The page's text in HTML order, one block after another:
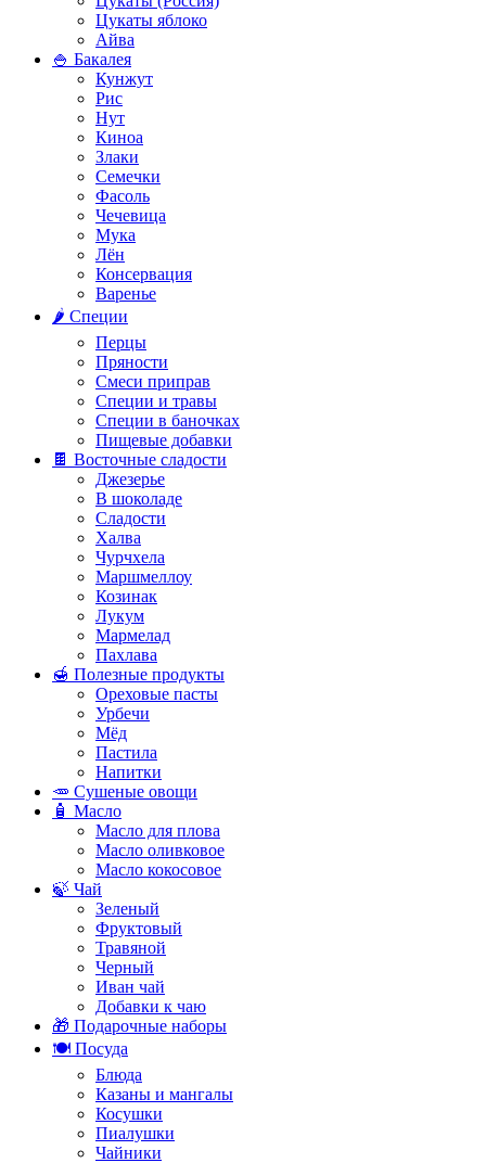
Цукаты яблоко
Айва
🍚 Бакалея
Кунжут
Рис
Нут
Киноа
Злаки
Семечки
Фасоль
Чечевица
Мука
Лён
Консервация
Варенье
🌶️ Специи
Перцы
Пряности
Смеси приправ
Специи и травы
Специи в баночках
Пищевые добавки
🍫 Восточные сладости
Джезерье
В шоколаде
Сладости
Халва
Чурчхела
Маршмеллоу
Козинак
Лукум
Мармелад
Пахлава
🍯 Полезные продукты
Ореховые пасты
Урбечи
Мёд
Пастила
Напитки
🥕 Сушеные овощи
🧴 Масло
Масло для плова
Масло оливковое
Масло кокосовое
🍃 Чай
Зеленый
Фруктовый
Травяной
Черный
Иван чай
Добавки к чаю
🎁 Подарочные наборы
🍽️ Посуда
Блюда
Казаны и мангалы
Косушки
Пиалушки
Чайники